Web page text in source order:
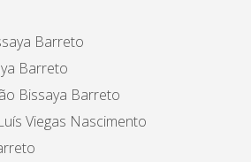
Barreto
Barreto
Bissaya Barreto
Viegas Nascimento